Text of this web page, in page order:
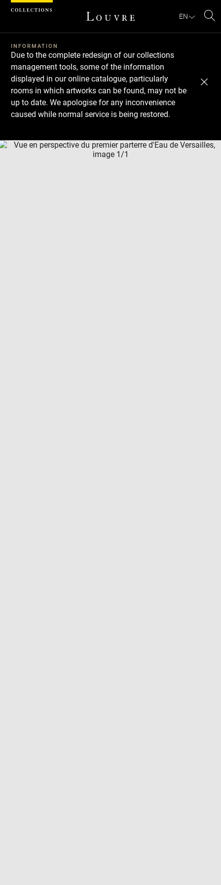
EN
INFORMATION
Due to the complete redesign of our collections
management tools, some of the information
displayed in our online catalogue, particularly
rooms in which artworks can be found, may not be
up to date. We apologise for any inconvenience
caused while normal service is being restored.
Download
Next
Previous
Cookies management panel